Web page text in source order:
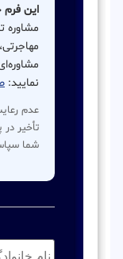
این فرم
نمایید:
عدم
تأخیر
شما
نام
خانوادگی: